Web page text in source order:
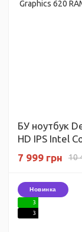
БУ ноутбук
HD IPS Intel
128 ГБ SSD
10
7 999 грн
Новинка
3
3